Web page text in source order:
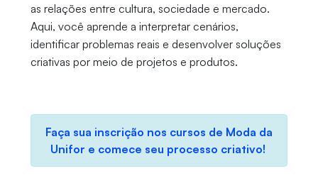
as relações entre cultura, sociedade e mercado.
Aqui, você aprende a interpretar cenários,
identificar problemas reais e desenvolver soluções
criativas por meio de projetos e produtos.
Faça sua inscrição nos cursos de Moda da
Unifor e comece seu processo criativo!